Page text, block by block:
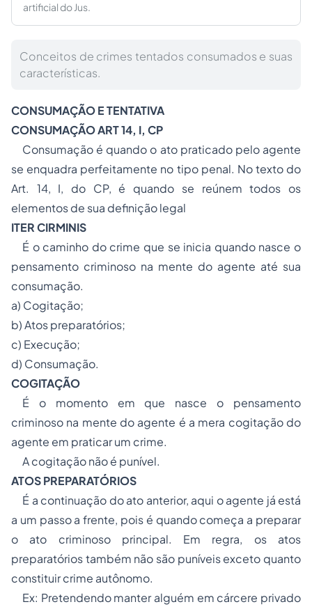
artificial do Jus.
Conceitos de crimes tentados consumados e suas
características.
CONSUMAÇÃO E TENTATIVA
CONSUMAÇÃO ART 14, I, CP
Consumação é quando o ato praticado pelo agente
se enquadra perfeitamente no tipo penal. No texto do
Art. 14, I, do CP, é quando se reúnem todos os
elementos de sua definição legal
ITER CIRMINIS
É o caminho do crime que se inicia quando nasce o
pensamento criminoso na mente do agente até sua
consumação.
a) Cogitação;
b) Atos preparatórios;
c) Execução;
d) Consumação.
COGITAÇÃO
É o momento em que nasce o pensamento
criminoso na mente do agente é a mera cogitação do
agente em praticar um crime.
A cogitação não é punível.
ATOS PREPARATÓRIOS
É a continuação do ato anterior, aqui o agente já está
a um passo a frente, pois é quando começa a preparar
o ato criminoso principal. Em regra, os atos
preparatórios também não são puníveis exceto quanto
constituir crime autônomo.
Ex: Pretendendo manter alguém em cárcere privado